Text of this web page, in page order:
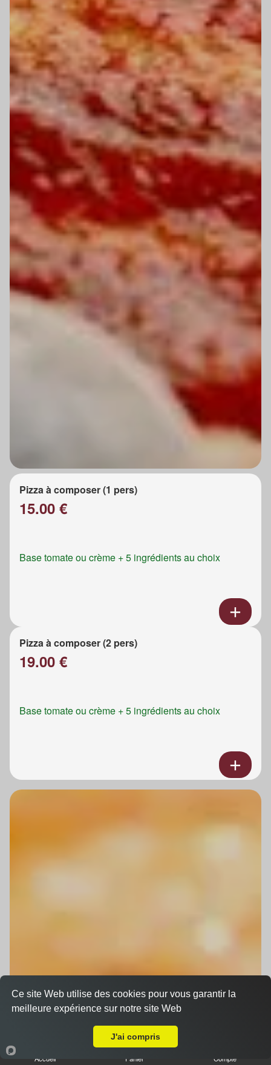
Pizza à composer (1 pers)
15.00 €
Base tomate ou crème + 5 ingrédients au choix
Pizza à composer (2 pers)
19.00 €
Base tomate ou crème + 5 ingrédients au choix
Accueil Panier Compte
Ce site Web utilise des cookies pour vous garantir la
meilleure expérience sur notre site Web
J'ai compris